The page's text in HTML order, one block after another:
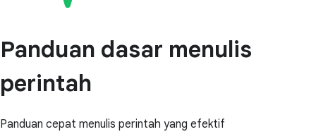
Panduan dasar menulis
perintah
Panduan cepat menulis perintah yang efektif